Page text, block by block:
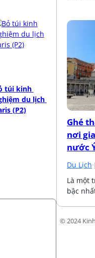
túi kinh
du lịch
(P2)
Ghé
nơi
nước
Du Lịch·
Là một
bậc
© 2024